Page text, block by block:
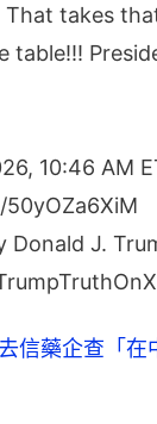
That takes
table!!!
10:46 AM
J.
信藥企查「